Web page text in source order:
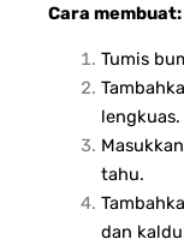
Cara membuat:
Tumis
lengkuas.
tahu.
dan